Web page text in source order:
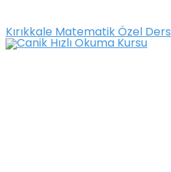
Kırıkkale Matematik Özel Ders